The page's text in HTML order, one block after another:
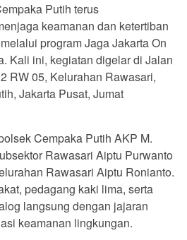
Putih terus
keamanan dan ketertiban
program Jaga Jakarta On
Kali ini, kegiatan digelar di Jalan
RW 05, Kelurahan Rawasari,
Jakarta Pusat, Jumat
Cempaka Putih AKP M.
Rawasari Aiptu Purwanto
Rawasari Aiptu Ronianto.
pedagang kaki lima, serta
langsung dengan jajaran
keamanan lingkungan.